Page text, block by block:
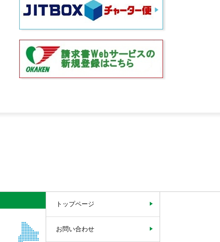
トップページ
お問い合わせ